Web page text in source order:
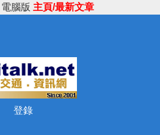
電腦版 主頁/最新文章
登錄